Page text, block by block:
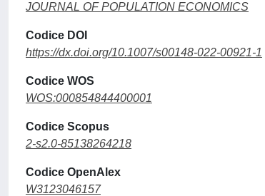
JOURNAL OF POPULATION ECONOMICS
Codice DOI
https://dx.doi.org/10.1007/s00148-022-00921-1
Codice WOS
WOS:000854844400001
Codice Scopus
2-s2.0-85138264218
Codice OpenAlex
W3123046157